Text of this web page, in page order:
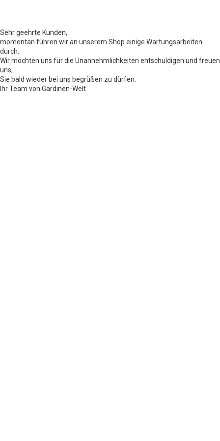
Sehr geehrte Kunden,
momentan führen wir an unserem Shop einige Wartungsarbeiten
durch.
Wir möchten uns für die Unannehmlichkeiten entschuldigen und freuen
uns,
Sie bald wieder bei uns begrüßen zu dürfen.
Ihr Team von Gardinen-Welt